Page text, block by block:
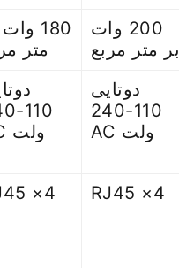
200 وات
بر متر مربع
180
متر
دوتایی
110-240
ولت AC
ولت AC
4× RJ45
4× RJ45